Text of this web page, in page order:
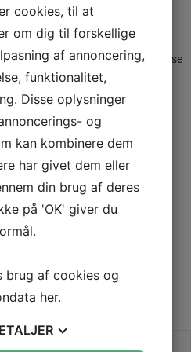
vigtig?
Korrekt brug, placering og
trafiksikkerhed og håndhævelse
rette C-forbudstavle?
og anvendelsesområde.
rette valg, og A39 tilbyder
folie (minimum type 3),
veje.
cookies, til at
om dig til forskellige
af annoncering,
funktionalitet,
Disse oplysninger
og
kan kombinere dem
har givet dem eller
din brug af deres
på 'OK' giver du
brug af cookies og
her.